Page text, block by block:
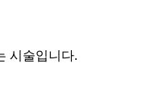
시술입니다.